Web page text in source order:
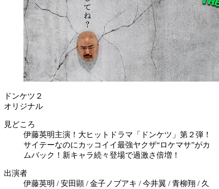
ドンケツ２
オリジナル
見どころ
伊藤英明主演！大ヒットドラマ「ドンケツ」第２弾！
サイテーなのにカッコイイ最強ヤクザ“ロケマサ”がカ
ムバック！新キャラ続々登場で過激さ倍増！
出演者
伊藤英明 / 安田顕 / 金子ノブアキ / 今井翼 / 青柳翔 / 久